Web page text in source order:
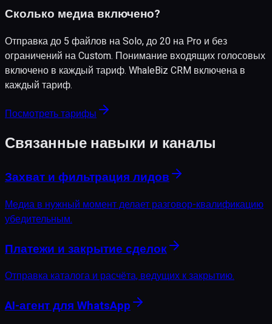
Сколько медиа включено?
Отправка до 5 файлов на Solo, до 20 на Pro и без
ограничений на Custom. Понимание входящих голосовых
включено в каждый тариф. WhaleBiz CRM включена в
каждый тариф.
Посмотреть тарифы
Связанные навыки и каналы
Захват и фильтрация лидов
Медиа в нужный момент делает разговор-квалификацию
убедительным.
Платежи и закрытие сделок
Отправка каталога и расчёта, ведущих к закрытию.
AI-агент для WhatsApp